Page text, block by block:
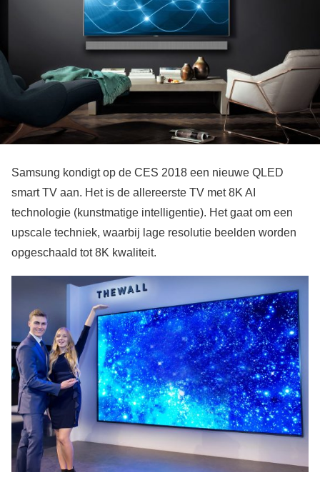
Samsung kondigt op de CES 2018 een nieuwe QLED
smart TV aan. Het is de allereerste TV met 8K AI
technologie (kunstmatige intelligentie). Het gaat om een
upscale techniek, waarbij lage resolutie beelden worden
opgeschaald tot 8K kwaliteit.